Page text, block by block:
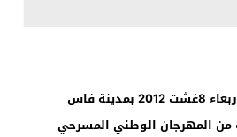
فاس
من المهرجان الوطني المسرحي